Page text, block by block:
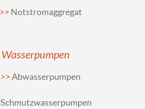
Notstromaggregat
Wasserpumpen
Abwasserpumpen
Schmutzwasserpumpen